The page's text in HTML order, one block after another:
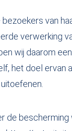
van
verwerking
wij daarom
het doel ervan
de